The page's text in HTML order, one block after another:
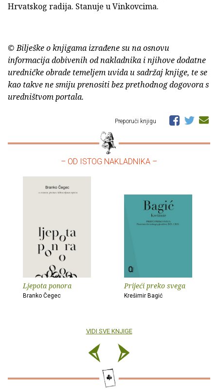
Hrvatskog radija. Stanuje u Vinkovcima.
© Bilješke o knjigama izrađene su na osnovu
informacija dobivenih od nakladnika i njihove dodatne
uredničke obrade temeljem uvida u sadržaj knjige, te se
kao takve ne smiju prenositi bez prethodnog dogovora s
uredništvom portala.
Preporuči knjigu
– OD ISTOG NAKLADNIKA –
Ljepota ponora
Branko Čegec
Prijeći preko svega
Krešimir Bagić
VIDI SVE KNJIGE